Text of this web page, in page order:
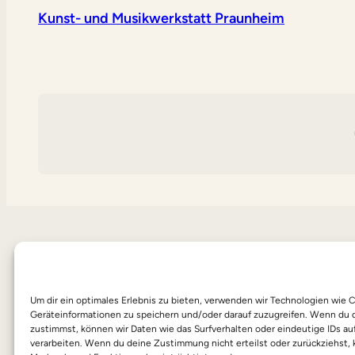
Um dir ein optimales Erlebnis zu bieten, verwenden wir Technologien wie
Geräteinformationen zu speichern und/oder darauf zuzugreifen. Wenn du
zustimmst, können wir Daten wie das Surfverhalten oder eindeutige IDs
verarbeiten. Wenn du deine Zustimmung nicht erteilst oder zurückziehst,
Kunst- und Musikwerkstatt Praunheim